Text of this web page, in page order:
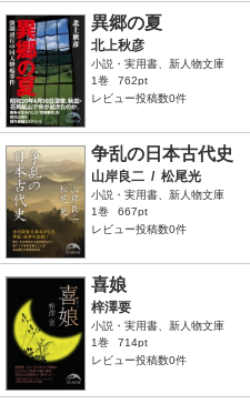
異郷の夏
北上秋彦
小説・実用書、新人物文庫
1巻
762pt
レビュー投稿数0件
争乱の日本古代史
山岸良二 / 松尾光
小説・実用書、新人物文庫
1巻
667pt
レビュー投稿数0件
喜娘
梓澤要
小説・実用書、新人物文庫
1巻
714pt
レビュー投稿数0件